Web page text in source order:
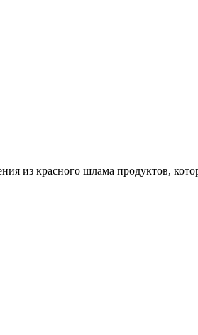
из красного шлама продуктов,